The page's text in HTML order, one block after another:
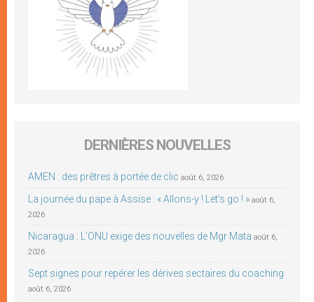
DERNIÈRES NOUVELLES
AMEN : des prêtres à portée de clic août 6, 2026
La journée du pape à Assise : « Allons-y ! Let’s go ! » août 6,
2026
Nicaragua : L’ONU exige des nouvelles de Mgr Mata août 6,
2026
Sept signes pour repérer les dérives sectaires du coaching
août 6, 2026